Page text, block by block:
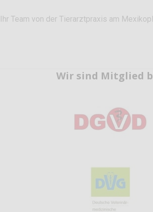
Ihr Team von der Tierarztpraxis am
Wir sind Mitglied